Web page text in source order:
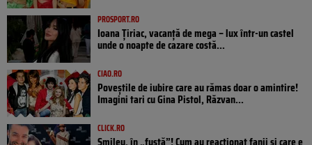
PROSPORT.RO
Ioana Țiriac, vacanță de mega – lux într-un castel
unde o noapte de cazare costă...
CIAO.RO
Poveştile de iubire care au rămas doar o amintire!
Imagini tari cu Gina Pistol, Răzvan...
CLICK.RO